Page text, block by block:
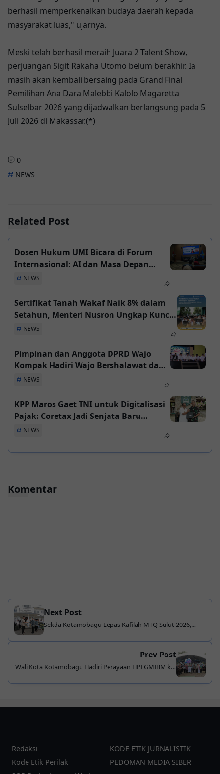
berhasil memperkenalkan budaya daerah kepada
masyarakat luas," ujarnya.
Meski telah berhasil meraih Juara 2 Talent Show,
perjuangan Sigit Rakaha Utomo belum berakhir. Ia
masih akan kembali bersaing pada Grand Final
Pemilihan Ana Dara Malebbi Kalolo Magaretta
Sulselbar 2026 yang dijadwalkan berlangsung pada 5
Juli 2026 di Makassar.(*)
0
NEWS
Related Post
Dosen Hukum UMI Bicara di Forum
Internasional: AI dan Masa Depan
Hukum Islam
NEWS
Sertifikat Tanah Wakaf Naik 8% dalam
Setahun, Menteri Nusron Ungkap Kunci
Suksesnya
NEWS
Pimpinan dan Anggota DPRD Wajo
Kompak Hadiri Wajo Bershalawat dan
Pembukaan Festival Danau Tempe 2025
NEWS
KPP Maros Gaet TNI untuk Digitalisasi
Pajak: Coretax Jadi Senjata Baru
Kepatuhan
NEWS
Komentar
Next Post
Sekda Kotamobagu Lepas Kafilah MTQ Sulut 2026,
Prev Post
Wali Kota Kotamobagu Hadiri Perayaan HPI GMIBM ke-
Redaksi
KODE ETIK JURNALISTIK
Kode Etik Perilak
PEDOMAN MEDIA SIBER